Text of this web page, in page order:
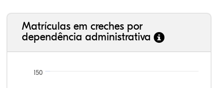
Matrículas em creches por
dependência administrativa
150